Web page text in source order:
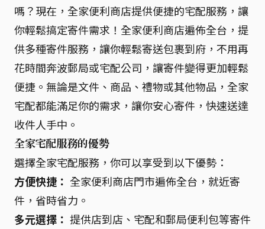
嗎？現在，全家便利商店提供便捷的宅配服務，讓
你輕鬆搞定寄件需求！全家便利商店遍佈全台，提
供多種寄件服務，讓你輕鬆寄送包裹到府，不用再
花時間奔波郵局或宅配公司，讓寄件變得更加輕鬆
便捷。無論是文件、商品、禮物或其他物品，全家
宅配都能滿足你的需求，讓你安心寄件，快速送達
收件人手中。
全家宅配服務的優勢
選擇全家宅配服務，你可以享受到以下優勢：
方便快捷： 全家便利商店門市遍佈全台，就近寄
件，省時省力。
多元選擇： 提供店到店、宅配和郵局便利包等寄件